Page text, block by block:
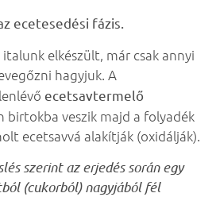
ecetesedési fázis.
elkészült, már csak annyi
hagyjuk. A
ecetsavtermelő
birtokba veszik majd a folyadék
ecetsavvá alakítják (oxidálják).
szerint az erjedés során egy
(cukorból) nagyjából fél